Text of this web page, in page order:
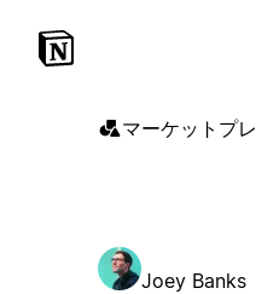
マーケットプ
Joey Banks